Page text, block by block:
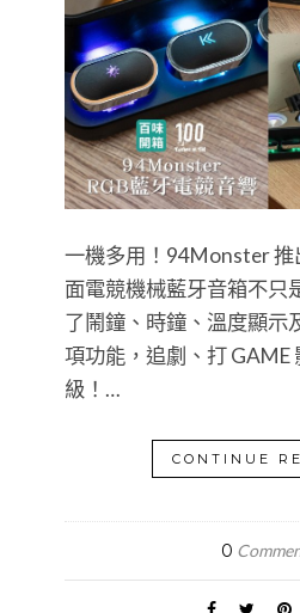
一機多用！94Monster 推
面電競機械藍牙音箱不只
了鬧鐘、時鐘、溫度顯示
項功能，追劇、打 GAME
級！…
CONTINUE
0